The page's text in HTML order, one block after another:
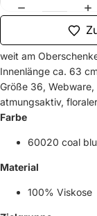
weit am
Innenlänge ca. 63
Größe 36,
atmungsaktiv,
Farbe
60020 coal
Material
100% Viskose